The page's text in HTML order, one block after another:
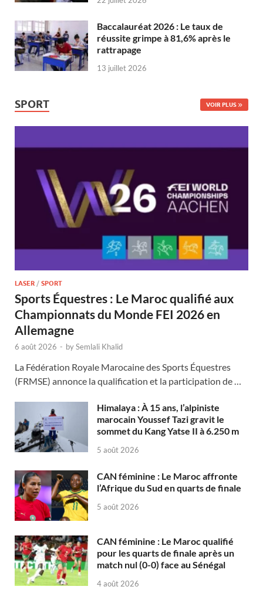
Baccalauréat 2026 : Le taux de
réussite grimpe à 81,6% après le
rattrapage
13 juillet 2026
SPORT VOIR PLUS
LASER / SPORT
Sports Équestres : Le Maroc qualifié aux
Championnats du Monde FEI 2026 en
Allemagne
6 août 2026 - bySemlali Khalid
La Fédération Royale Marocaine des Sports Équestres
(FRMSE) annonce la qualification et la participation de …
Himalaya : À 15 ans, l’alpiniste
marocain Youssef Tazi gravit le
sommet du Kang Yatse II à 6.250 m
5 août 2026
CAN féminine : Le Maroc affronte
l’Afrique du Sud en quarts de finale
5 août 2026
CAN féminine : Le Maroc qualifié
pour les quarts de finale après un
match nul (0-0) face au Sénégal
4 août 2026